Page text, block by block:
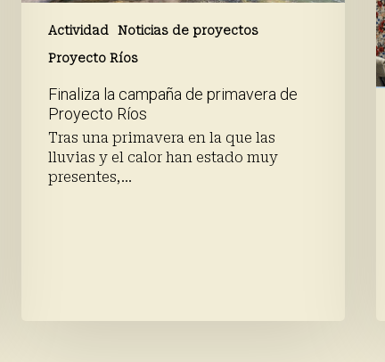
Actividad
Noticias de proyectos
Proyecto Ríos
Finaliza la campaña de primavera de
Proyecto Ríos
Tras una primavera en la que las
lluvias y el calor han estado muy
presentes,…